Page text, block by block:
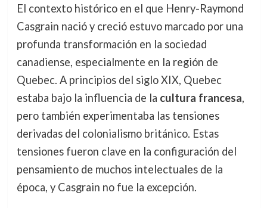
El contexto histórico en el que Henry-Raymond
Casgrain nació y creció estuvo marcado por una
profunda transformación en la sociedad
canadiense, especialmente en la región de
Quebec. A principios del siglo XIX, Quebec
estaba bajo la influencia de la cultura francesa,
pero también experimentaba las tensiones
derivadas del colonialismo británico. Estas
tensiones fueron clave en la configuración del
pensamiento de muchos intelectuales de la
época, y Casgrain no fue la excepción.